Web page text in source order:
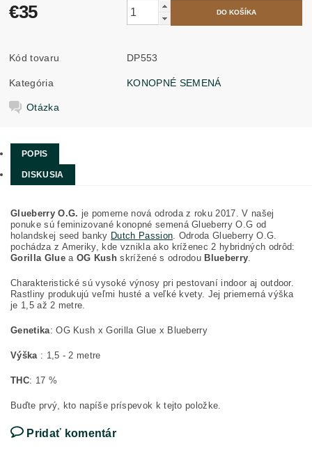
€35
Kód tovaru DP553
Kategória KONOPNÉ SEMENÁ
Otázka
POPIS
DISKUSIA
Glueberry O.G. je pomerne nová odroda z roku 2017. V našej
ponuke sú feminizované konopné semená Glueberry O.G od
holandskej seed banky Dutch Passion. Odroda Glueberry O.G.
pochádza z Ameriky, kde vznikla ako kríženec 2 hybridných odrôd:
Gorilla GlueaOG Kushskrížené s odrodou Blueberry.
Charakteristické sú vysoké výnosy pri pestovaní indoor aj outdoor.
Rastliny produkujú veľmi husté a veľké kvety. Jej priemerná výška
je 1,5 až 2 metre.
Genetika: OG Kush x Gorilla Glue x Blueberry
Výška: 1,5 - 2 metre
THC: 17 %
Buďte prvý, kto napíše príspevok k tejto položke.
Pridať komentár